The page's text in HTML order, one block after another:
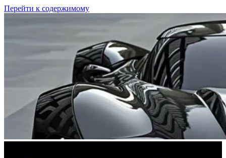
Перейти к содержимому